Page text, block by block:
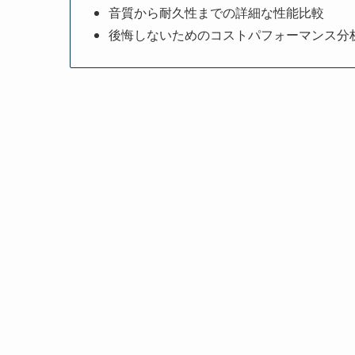
音質から耐久性までの詳細な性能比較
後悔しないためのコストパフォーマンス分